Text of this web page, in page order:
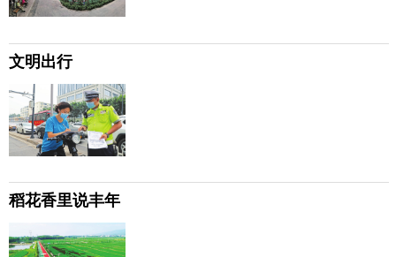
文明出行
稻花香里说丰年